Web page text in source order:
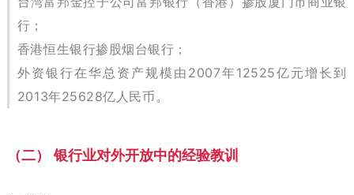
行；
香港恒生银行掺股烟台银行；
外资银行在华总资产规模由2007年12525亿元增长到
2013年25628亿人民币。
（二） 银行业对外开放中的经验教训